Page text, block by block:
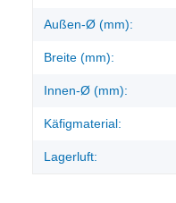
Außen-Ø (mm):
Breite (mm):
Innen-Ø (mm):
Käfigmaterial:
Lagerluft: